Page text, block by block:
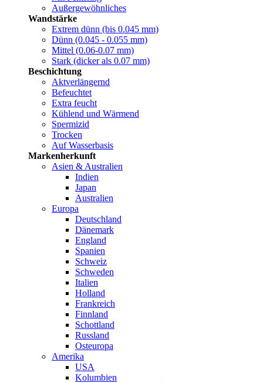
Außergewöhnliches
Wandstärke
Extrem dünn (bis 0.045 mm)
Dünn (0.045 - 0.055 mm)
Mittel (0.06-0.07 mm)
Stark (dicker als 0.07 mm)
Beschichtung
Aktverlängernd
Befeuchtet
Extra feucht
Kühlend und Wärmend
Spermizid
Trocken
Auf Wasserbasis
Markenherkunft
Asien & Australien
Indien
Japan
Australien
Europa
Deutschland
Dänemark
England
Spanien
Schweiz
Schweden
Italien
Holland
Frankreich
Finnland
Schottland
Russland
Osteuropa
Amerika
USA
Kolumbien